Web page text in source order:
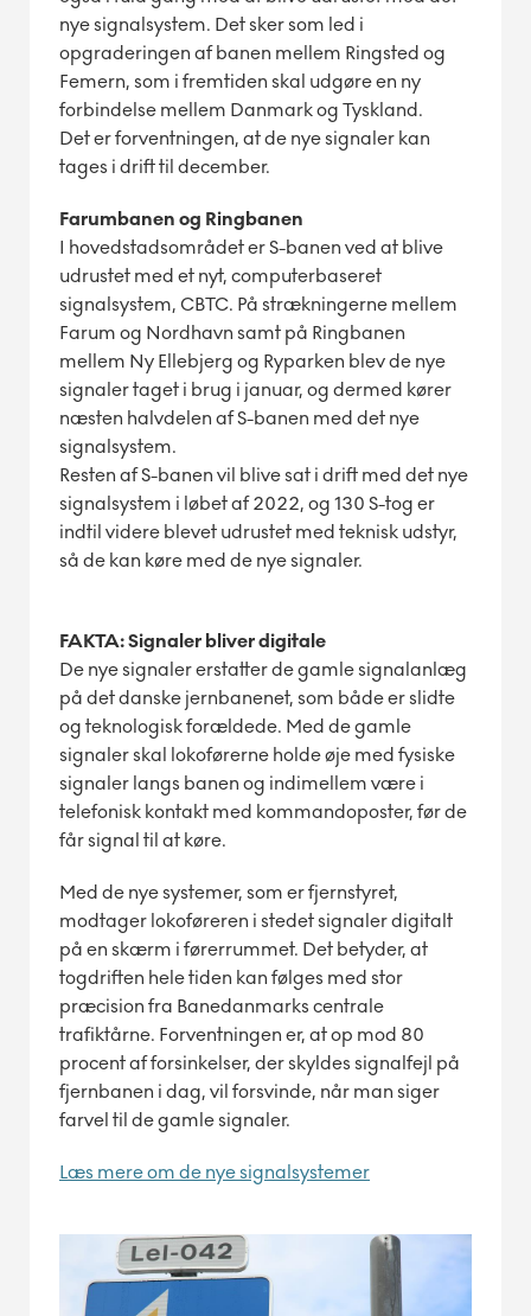
nye signalsystem. Det sker som led i
opgraderingen af banen mellem Ringsted og
Femern, som i fremtiden skal udgøre en ny
forbindelse mellem Danmark og Tyskland.
Det er forventningen, at de nye signaler kan
tages i drift til december.
Farumbanen og Ringbanen
I hovedstadsområdet er S-banen ved at blive
udrustet med et nyt, computerbaseret
signalsystem, CBTC. På strækningerne mellem
Farum og Nordhavn samt på Ringbanen
mellem Ny Ellebjerg og Ryparken blev de nye
signaler taget i brug i januar, og dermed kører
næsten halvdelen af S-banen med det nye
signalsystem.
Resten af S-banen vil blive sat i drift med det nye
signalsystem i løbet af 2022, og 130 S-tog er
indtil videre blevet udrustet med teknisk udstyr,
så de kan køre med de nye signaler.
FAKTA: Signaler bliver digitale
De nye signaler erstatter de gamle signalanlæg
på det danske jernbanenet, som både er slidte
og teknologisk forældede. Med de gamle
signaler skal lokoførerne holde øje med fysiske
signaler langs banen og indimellem være i
telefonisk kontakt med kommandoposter, før de
får signal til at køre.
Med de nye systemer, som er fjernstyret,
modtager lokoføreren i stedet signaler digitalt
på en skærm i førerrummet. Det betyder, at
togdriften hele tiden kan følges med stor
præcision fra Banedanmarks centrale
trafiktårne. Forventningen er, at op mod 80
procent af forsinkelser, der skyldes signalfejl på
fjernbanen i dag, vil forsvinde, når man siger
farvel til de gamle signaler.
Læs mere om de nye signalsystemer